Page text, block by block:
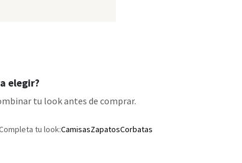
elegir?
tu look antes de comprar.
tu look:CamisasZapatosCorbatas